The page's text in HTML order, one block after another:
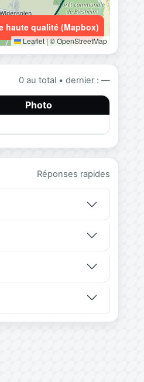
Leaflet|© OpenStreetMap
haute qualité (Mapbox)
0 au total • dernier : —
Photo
Réponses rapides